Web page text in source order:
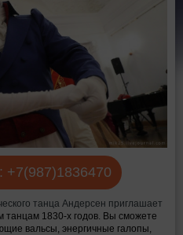
+7(987)1836470
танца Андерсен приглашает
танцам 1830-х годов. Вы сможете
вальсы, энергичные галопы,